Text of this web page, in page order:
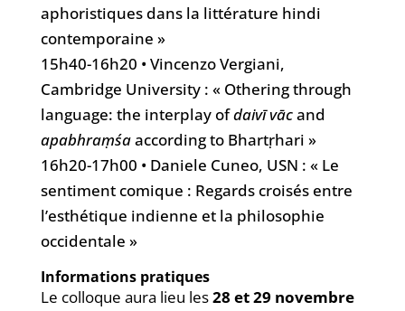
aphoristiques dans la littérature hindi
contemporaine »
15h40-16h20 • Vincenzo Vergiani,
Cambridge University : « Othering through
language: the interplay ofdaivī vācand
apabhraṃśaaccording to Bhartṛhari »
16h20-17h00 • Daniele Cuneo, USN : « Le
sentiment comique : Regards croisés entre
l’esthétique indienne et la philosophie
occidentale »
Informations pratiques
Le colloque aura lieu les28 et 29 novembre